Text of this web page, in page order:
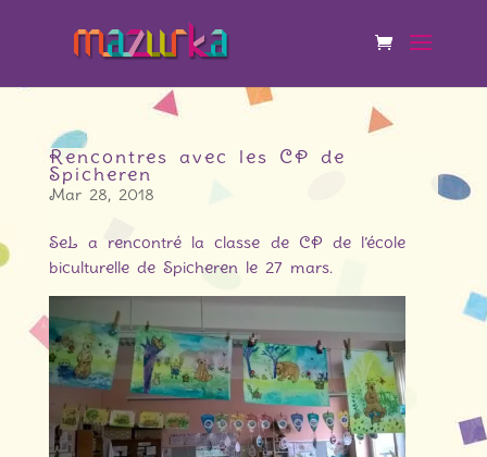
Rencontres avec les CP de
Spicheren
Mar 28, 2018
SeL a rencontré la classe de CP de l’école
biculturelle de Spicheren le 27 mars.